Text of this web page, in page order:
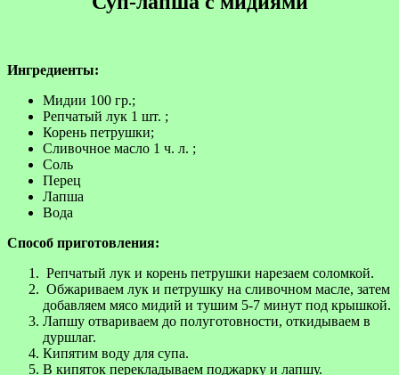
Ингредиенты:
Мидии 100 гр.;
Репчатый лук 1 шт. ;
Корень петрушки;
Сливочное масло 1 ч. л. ;
Соль
Перец
Лапша
Вода
Способ приготовления:
Репчатый лук и корень петрушки нарезаем соломкой.
Обжариваем лук и петрушку на сливочном масле, затем
добавляем мясо мидий и тушим 5-7 минут под крышкой.
Лапшу отвариваем до полуготовности, откидываем в
дуршлаг.
Кипятим воду для супа.
В кипяток перекладываем поджарку и лапшу.